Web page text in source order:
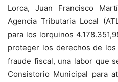
Lorca, Juan Francisco
Agencia Tributaria Local
para los lorquinos
proteger los derechos de
fraude fiscal, una labor que
Consistorio Municipal para